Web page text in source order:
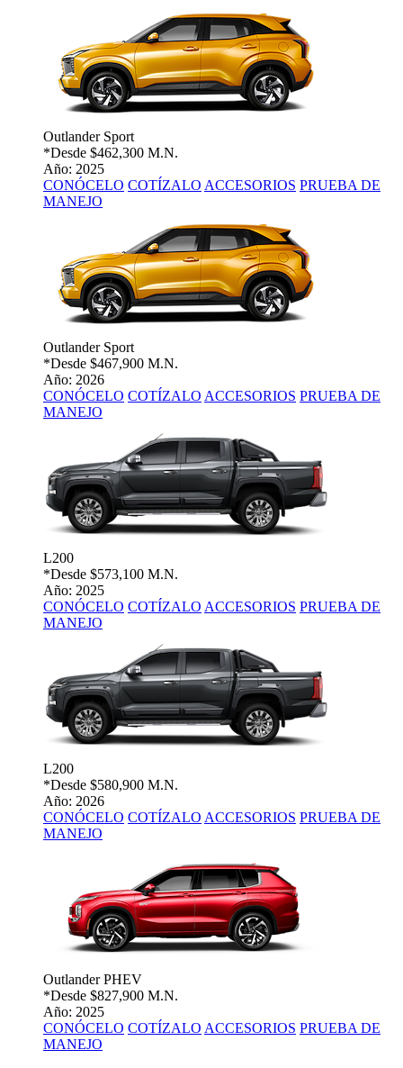
Outlander Sport
*Desde $462,300 M.N.
Año: 2025
CONÓCELO COTÍZALO ACCESORIOS PRUEBA DE
MANEJO
Outlander Sport
*Desde $467,900 M.N.
Año: 2026
CONÓCELO COTÍZALO ACCESORIOS PRUEBA DE
MANEJO
L200
*Desde $573,100 M.N.
Año: 2025
CONÓCELO COTÍZALO ACCESORIOS PRUEBA DE
MANEJO
L200
*Desde $580,900 M.N.
Año: 2026
CONÓCELO COTÍZALO ACCESORIOS PRUEBA DE
MANEJO
Outlander PHEV
*Desde $827,900 M.N.
Año: 2025
CONÓCELO COTÍZALO ACCESORIOS PRUEBA DE
MANEJO